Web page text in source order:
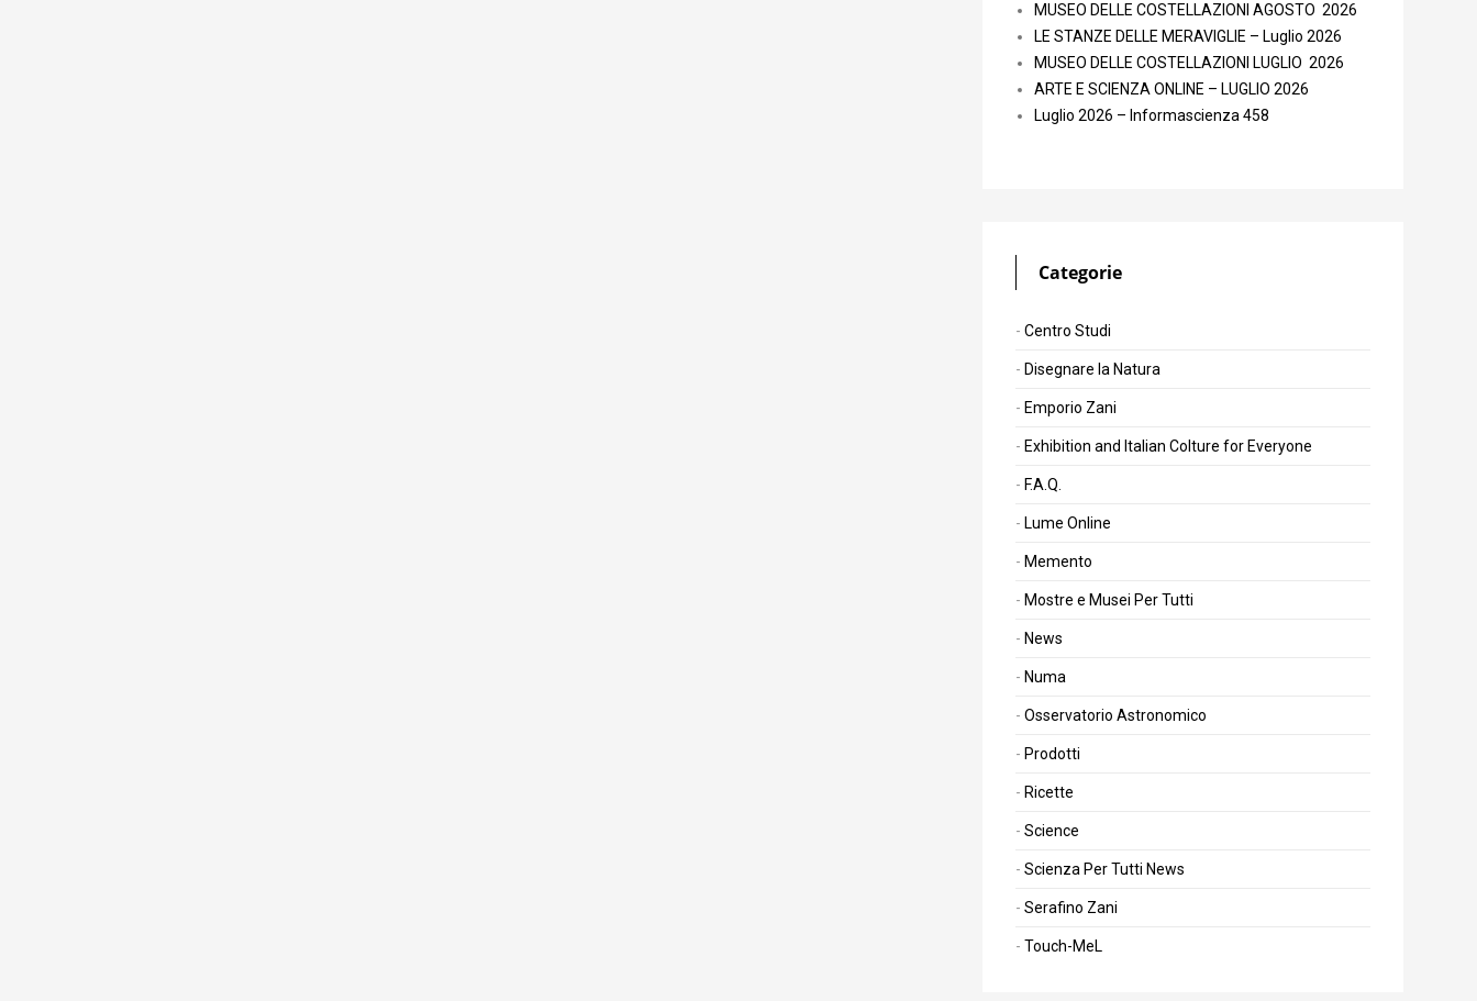
MUSEO DELLE COSTELLAZIONI AGOSTO 2026
LE STANZE DELLE MERAVIGLIE – Luglio 2026
MUSEO DELLE COSTELLAZIONI LUGLIO 2026
ARTE E SCIENZA ONLINE – LUGLIO 2026
Luglio 2026 – Informascienza 458
Categorie
Centro Studi
Disegnare la Natura
Emporio Zani
Exhibition and Italian Colture for Everyone
F.A.Q.
Lume Online
Memento
Mostre e Musei Per Tutti
News
Numa
Osservatorio Astronomico
Prodotti
Ricette
Science
Scienza Per Tutti News
Serafino Zani
Touch-MeL